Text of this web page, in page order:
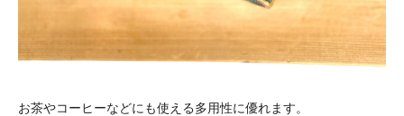
お茶やコーヒーなどにも使える多用性に優れます。